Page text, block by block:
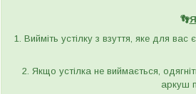
👣
1. Вийміть устілку з взуття, яке для
2. Якщо устілка не виймається,
аркуш